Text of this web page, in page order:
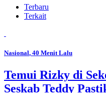
Terbaru
Terkait
Nasional, 40 Menit Lalu
Temui Rizky di
Seskab Teddy